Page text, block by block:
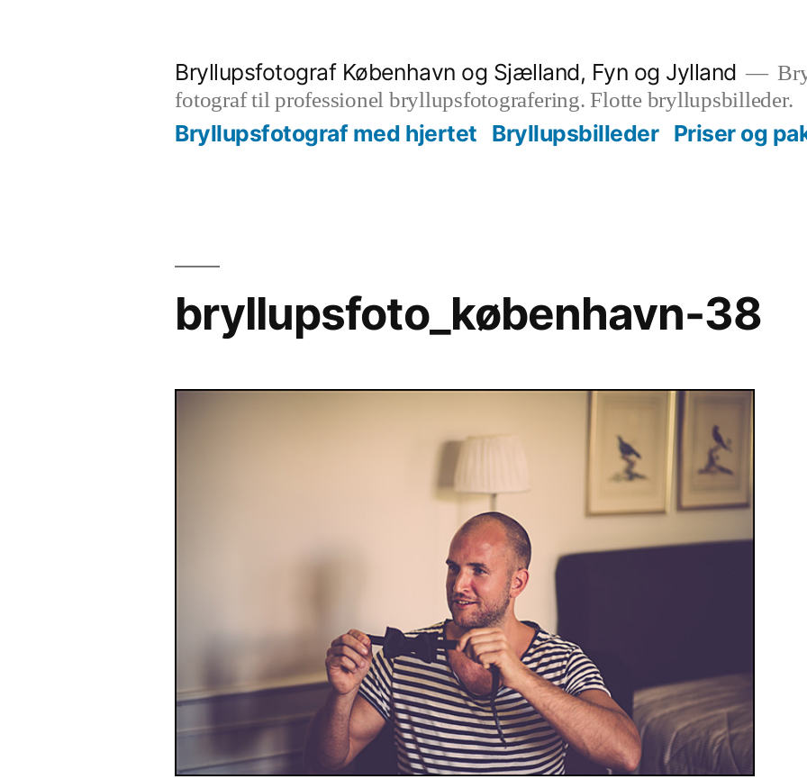
Bryllupsfotograf København og Sjælland, Fyn og Jylland
fotograf til professionel bryllupsfotografering. Flotte bryllupsbilleder.
Bryllupsfotograf med hjertet Bryllupsbilleder Priser og
bryllupsfoto_københavn-38